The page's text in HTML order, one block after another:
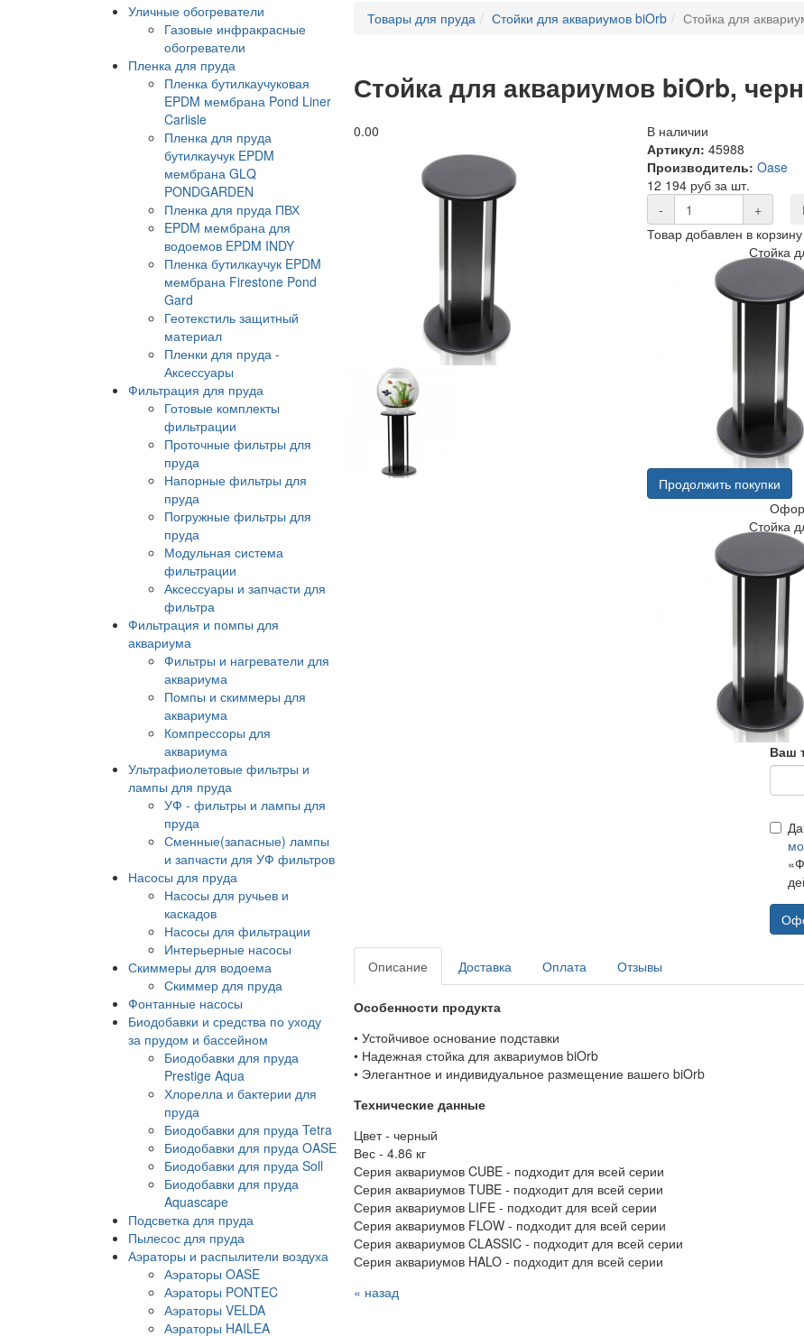
Уличные обогреватели
Газовые инфракрасные
обогреватели
Пленка для пруда
Пленка бутилкаучуковая
EPDM мембрана Pond Liner
Carlisle
Пленка для пруда
бутилкаучук EPDM
мембрана GLQ
PONDGARDEN
Пленка для пруда ПВХ
EPDM мембрана для
водоемов EPDM INDY
Пленка бутилкаучук EPDM
мембрана Firestone Pond
Gard
Геотекстиль защитный
материал
Пленки для пруда -
Аксессуары
Фильтрация для пруда
Готовые комплекты
фильтрации
Проточные фильтры для
пруда
Напорные фильтры для
пруда
Погружные фильтры для
пруда
Модульная система
фильтрации
Аксессуары и запчасти для
фильтра
Фильтрация и помпы для
аквариума
Фильтры и нагреватели для
аквариума
Помпы и скиммеры для
аквариума
Компрессоры для
аквариума
Ультрафиолетовые фильтры и
лампы для пруда
УФ - фильтры и лампы для
пруда
Сменные(запасные) лампы
и запчасти для УФ фильтров
Насосы для пруда
Насосы для ручьев и
каскадов
Насосы для фильтрации
Интерьерные насосы
Скиммеры для водоема
Скиммер для пруда
Фонтанные насосы
Биодобавки и средства по уходу
за прудом и бассейном
Биодобавки для пруда
Prestige Aqua
Хлорелла и бактерии для
пруда
Биодобавки для пруда Tetra
Биодобавки для пруда OASE
Биодобавки для пруда Soll
Биодобавки для пруда
Aquascape
Подсветка для пруда
Пылесос для пруда
Аэраторы и распылители воздуха
Аэраторы OASE
Аэраторы PONTEC
Аэраторы VELDA
Аэраторы HAILEA
Товары для пруда Стойки для аквариумов biOrb Стойка для
Стойка для аквариумов biOrb,
0.00
В наличии
Артикул: 45988
Производитель: Oase
12 194 руб за шт.
-
+
Товар добавлен в корзину
Стойка
Продолжить покупки
Стойка
Ваш
Описание Доставка Оплата Отзывы
Особенности продукта
• Устойчивое основание подставки
• Надежная стойка для аквариумов biOrb
• Элегантное и индивидуальное размещение вашего biOrb
Технические данные
Цвет - черный
Вес - 4.86 кг
Серия аквариумов CUBE - подходит для всей серии
Серия аквариумов TUBE - подходит для всей серии
Серия аквариумов LIFE - подходит для всей серии
Серия аквариумов FLOW - подходит для всей серии
Серия аквариумов CLASSIC - подходит для всей серии
Серия аквариумов HALO - подходит для всей серии
« назад